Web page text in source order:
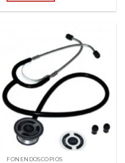
FONENDOSCOPIOS